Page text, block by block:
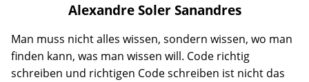
Alexandre Soler Sanandres
Man muss nicht alles wissen, sondern wissen, wo man
finden kann, was man wissen will. Code richtig
schreiben und richtigen Code schreiben ist nicht das